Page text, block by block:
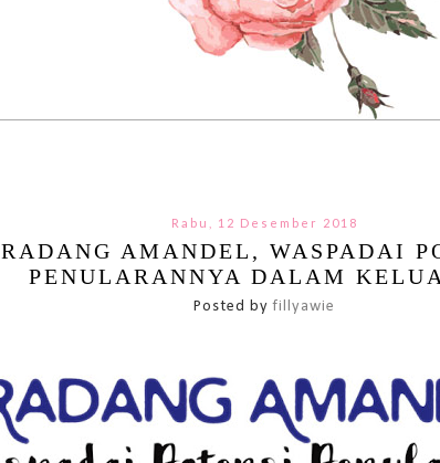
Rabu, 12 Desember 2018
RADANG AMANDEL, WASPADAI
PENULARANNYA DALAM
Posted byfillyawie